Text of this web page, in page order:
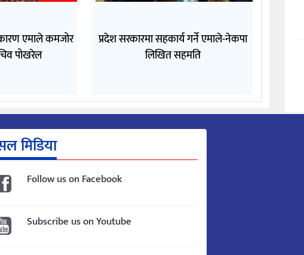
एमाले कमजोर
पोखरेल
प्रदेश सरकारमा सहकार्य गर्ने एमाले-नेकपा
लिखित सहमति
मिडिया
Follow us on Facebook
Subscribe us on Youtube